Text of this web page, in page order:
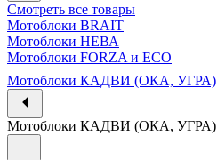
Смотреть все товары
Мотоблоки BRAIT
Мотоблоки НЕВА
Мотоблоки FORZA и ECO
Мотоблоки КАДВИ (ОКА, УГРА)
Мотоблоки КАДВИ (ОКА, УГРА)